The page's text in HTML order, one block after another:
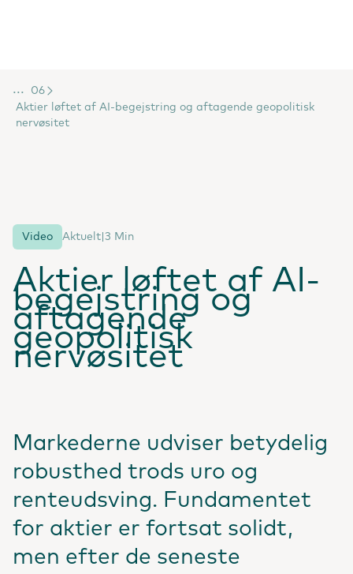
...
06
Aktier løftet af AI-begejstring og aftagende geopolitisk
nervøsitet
Video Aktuelt 3 Min
Aktier løftet af AI-
begejstring og
aftagende
geopolitisk
nervøsitet
Markederne udviser betydelig
robusthed trods uro og
renteudsving. Fundamentet
for aktier er fortsat solidt,
men efter de seneste